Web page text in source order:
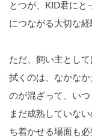
とつが、KID君にと
につながる大切な経
ただ、飼い主とし
拭くのは、なかな
のが混ざって、い
まだ成熟していな
ち着かせる場面も必